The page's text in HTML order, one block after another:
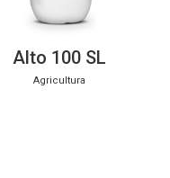
Alto 100 SL
Agricultura